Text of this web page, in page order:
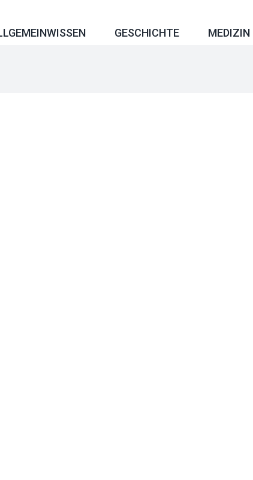
GESCHICHTE MEDIZIN